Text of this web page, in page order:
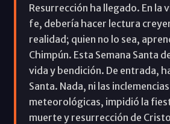
Resurrección ha llegado. En la
fe, debería hacer lectura
realidad; quien no lo sea,
Chimpún. Esta Semana Santa
vida y bendición. De entrada,
Santa. Nada, ni las inclemencias
meteorológicas, impidió la
muerte y resurrección de